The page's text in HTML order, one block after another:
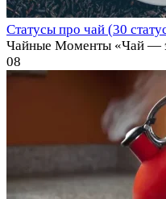
Статусы про чай (30
Чайные Моменты «Чай —
08